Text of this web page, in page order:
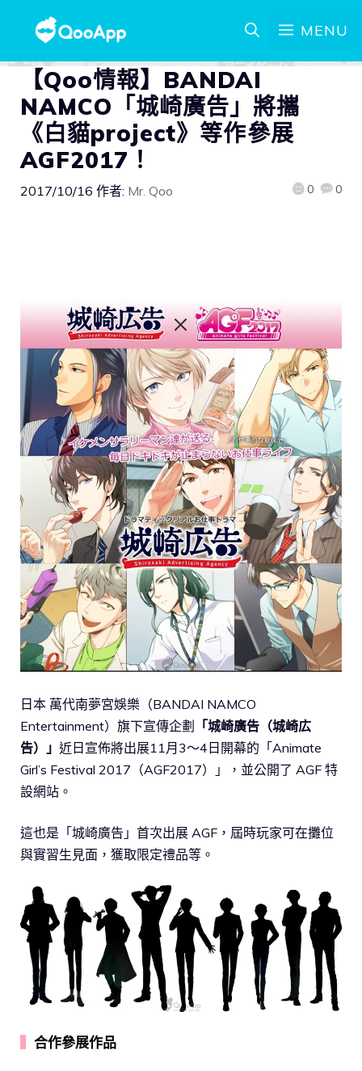
MENU
【Qoo情報】BANDAI
NAMCO「城崎廣告」將攜
《白貓project》等作參展
AGF2017！
2017/10/16 作者: Mr. Qoo 0 0
日本 萬代南夢宮娛樂（BANDAI NAMCO
Entertainment）旗下宣傳企劃
「城崎廣告（城崎広
告）」 近日宣佈將出展11月3～4日開幕的「Animate
Girl’s Festival 2017（AGF2017）」，並公開了 AGF 特
設網站。
這也是「城崎廣告」首次出展 AGF，屆時玩家可在攤位
與實習生見面，獲取限定禮品等。
合作參展作品